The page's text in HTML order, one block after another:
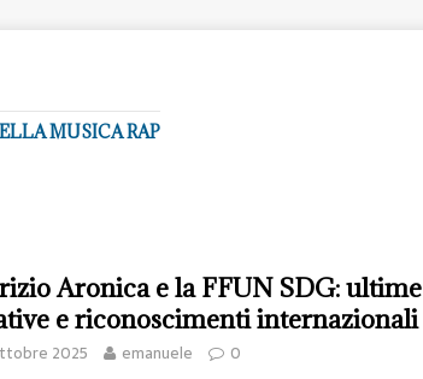
MUSICA RAP
Aronica e la FFUN SDG: ultime
e riconoscimenti internazionali
2025 emanuele 0